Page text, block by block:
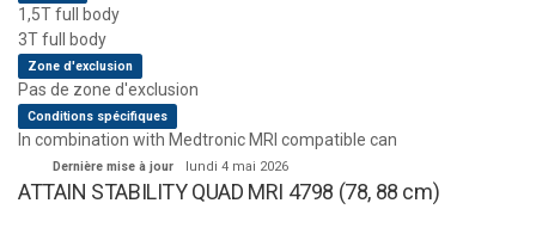
1,5T full body
3T full body
Zone d'exclusion
Pas de zone d'exclusion
Conditions spécifiques
In combination with Medtronic MRI compatible can
Dernière mise à jour lundi 4 mai 2026
ATTAIN STABILITY QUAD MRI 4798 (78, 88 cm)